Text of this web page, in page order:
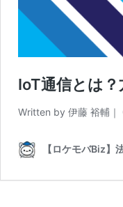
IoT通信とは
Written by 伊藤 裕輔｜
【ロケモバBiz】